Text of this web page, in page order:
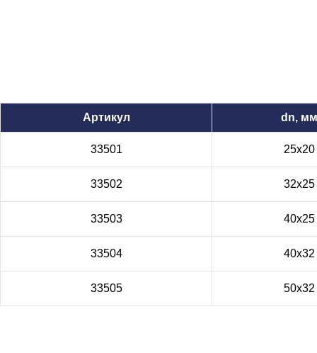
Артикул dn, мм
33501 25х20
33502 32х25
33503 40х25
33504 40х32
33505 50х32